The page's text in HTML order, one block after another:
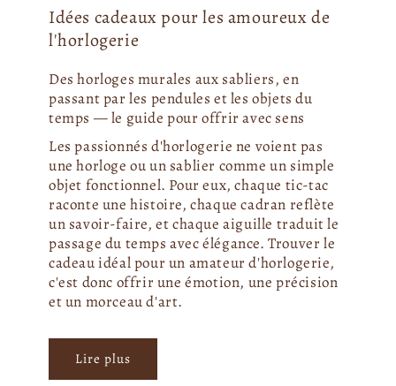
Idées cadeaux pour les amoureux de
l'horlogerie
Des horloges murales aux sabliers, en
passant par les pendules et les objets du
temps — le guide pour offrir avec sens
Les passionnés d'horlogerie ne voient pas
une horloge ou un sablier comme un simple
objet fonctionnel. Pour eux, chaque tic-tac
raconte une histoire, chaque cadran reflète
un savoir-faire, et chaque aiguille traduit le
passage du temps avec élégance. Trouver le
cadeau idéal pour un amateur d'horlogerie,
c'est donc offrir une émotion, une précision
et un morceau d'art.
Lire plus